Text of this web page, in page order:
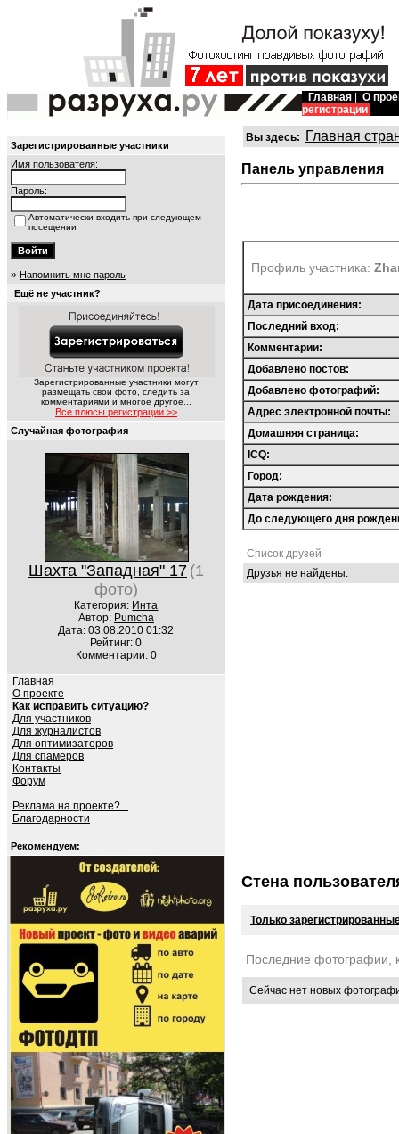
Главная
О
регистрации
Зарегистрированные участники
Имя пользователя:
Пароль:
Автоматически входить при следующем
посещении
» Напомнить мне пароль
Ещё не участник?
Зарегистрированные участники могут
размещать свои фото, следить за
комментариями и многое другое...
Все плюсы регистрации >>
Случайная фотография
Шахта "Западная" 17 (1
фото)
Категория: Инта
Автор: Pumcha
Дата: 03.08.2010 01:32
Рейтинг: 0
Комментарии: 0
Главная
О проекте
Как исправить ситуацию?
Для участников
Для журналистов
Для оптимизаторов
Для спамеров
Контакты
Форум
Реклама на проекте?...
Благодарности
Рекомендуем:
Вы здесь: Главная
Панель управления
Профиль участника:
Дата присоединения:
Последний вход:
Комментарии:
Добавлено постов:
Добавлено фотографий:
Адрес электронной почты:
Домашняя страница:
ICQ:
Город:
Дата рождения:
До следующего дня
Список друзей
Друзья не найдены.
Стена
Только
Последние фотографии,
Сейчас нет новых